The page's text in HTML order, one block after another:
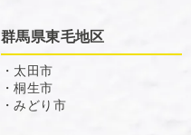
群馬県東毛地区
・太田市
・桐生市
・みどり市